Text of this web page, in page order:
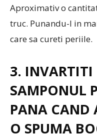
Aproximativ o
truc. Punandu-l in
care sa cureti periile.
3. INVARTITI
SAMPONUL
PANA CAND
O SPUMA